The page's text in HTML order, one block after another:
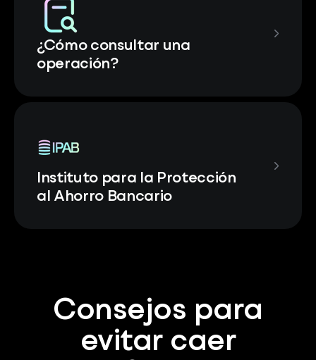
¿Cómo consultar una
operación?
Instituto para la Protección
al Ahorro Bancario
Consejos para
evitar caer